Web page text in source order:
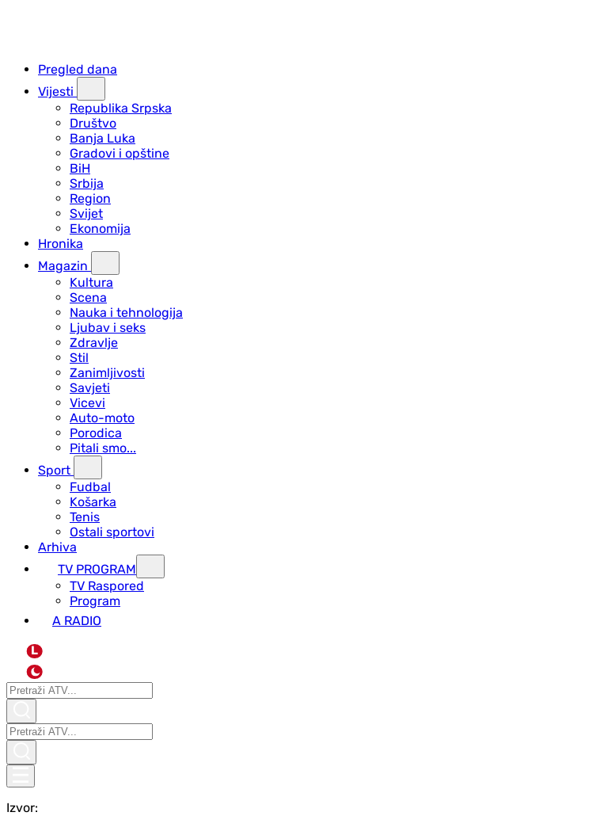
Pregled dana
Vijesti
Republika Srpska
Društvo
Banja Luka
Gradovi i opštine
BiH
Srbija
Region
Svijet
Ekonomija
Hronika
Magazin
Kultura
Scena
Nauka i tehnologija
Ljubav i seks
Zdravlje
Stil
Zanimljivosti
Savjeti
Vicevi
Auto-moto
Porodica
Pitali smo...
Sport
Fudbal
Košarka
Tenis
Ostali sportovi
Arhiva
TV PROGRAM
ТV Raspored
Program
A RADIO
L
Izvor: